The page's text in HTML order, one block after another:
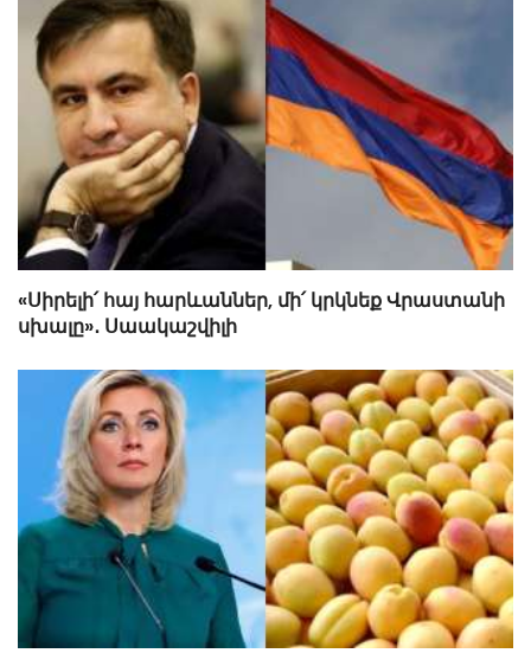
«Սիրելի՛ հայ հարևաններ, մի՛ կրկնեք Վրաստանի
սխալը»․ Սաակաշվիլի